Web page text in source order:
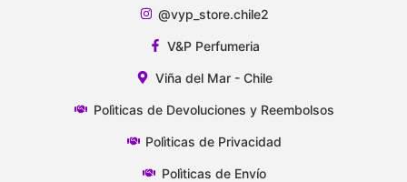
@vyp_store.chile2
V&P Perfumeria
Viña del Mar - Chile
Polìticas de Devoluciones y Reembolsos
Polìticas de Privacidad
Polìticas de Envío